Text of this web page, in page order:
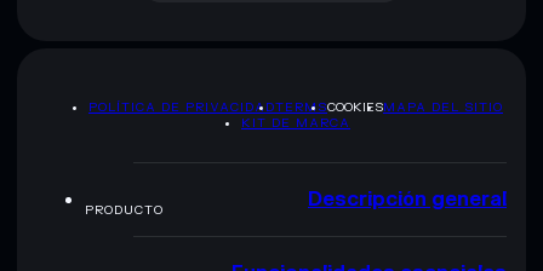
POLÍTICA DE PRIVACIDADTERMSCOOKIESMAPA DEL SITIO
KIT DE MARCA
PRODUCTO Descripción general